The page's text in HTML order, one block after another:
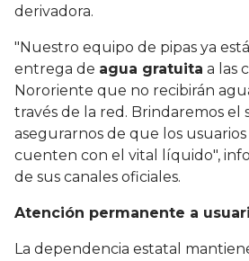
derivadora.
"Nuestro equipo de pipas ya
entrega de agua gratuita a las
Nororiente que no recibirán
través de la red. Brindaremos el
asegurarnos de que los usuarios
cuenten con el vital líquido",
de sus canales oficiales.
Atención permanente a
La dependencia estatal